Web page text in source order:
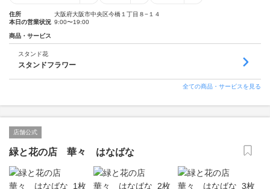
住所
大阪府大阪市中央区今橋１丁目８−１４
本日の営業状況 9:00〜19:00
商品・サービス
スタンド花
スタンドフラワー
全ての商品・サービスを見る
店舗公式
緑と花の店 華々 はなばな